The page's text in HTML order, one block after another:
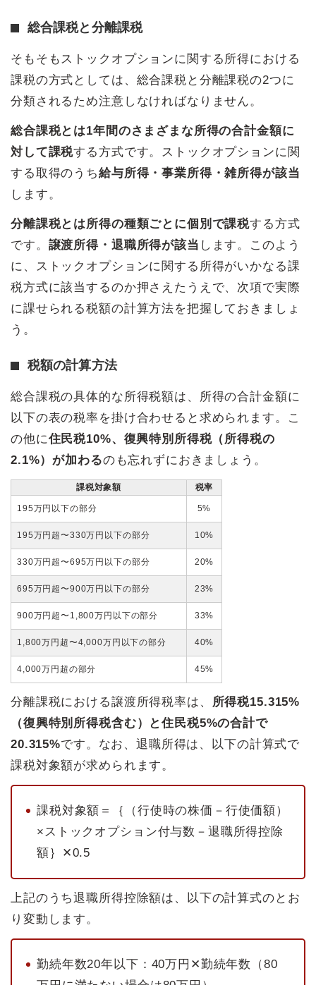
総合課税と分離課税
そもそもストックオプションに関する所得における
課税の方式としては、総合課税と分離課税の2つに
分類されるため注意しなければなりません。
総合課税とは1年間のさまざまな所得の合計金額に
対して課税する方式です。ストックオプションに関
する取得のうち給与所得・事業所得・雑所得が該当
します。
分離課税とは所得の種類ごとに個別で課税する方式
です。 譲渡所得・退職所得が該当 します。このよう
に、ストックオプションに関する所得がいかなる課
税方式に該当するのか押さえたうえで、次項で実際
に課せられる税額の計算方法を把握しておきましょ
う。
税額の計算方法
総合課税の具体的な所得税額は、所得の合計金額に
以下の表の税率を掛け合わせると求められます。こ
の他に住民税10%、復興特別所得税（所得税の
2.1%）が加わるのも忘れずにおきましょう。
課税対象額 税率
195万円以下の部分 5%
195万円超〜330万円以下の部分 10%
330万円超〜695万円以下の部分 20%
695万円超〜900万円以下の部分 23%
900万円超〜1,800万円以下の部分 33%
1,800万円超〜4,000万円以下の部分 40%
4,000万円超の部分 45%
分離課税における譲渡所得税率は、 所得税15.315%
（復興特別所得税含む）と住民税5%の合計で
20.315%です。なお、退職所得は、以下の計算式で
課税対象額が求められます。
課税対象額＝｛（行使時の株価－行使価額）
×ストックオプション付与数－退職所得控除
額｝✕0.5
上記のうち退職所得控除額は、以下の計算式のとお
り変動します。
勤続年数20年以下：40万円✕勤続年数（80